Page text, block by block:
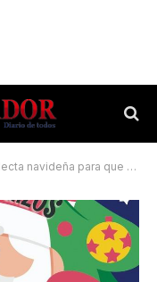
que puedan festejar los chicos